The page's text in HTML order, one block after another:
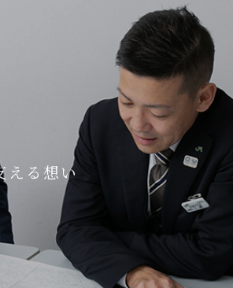
る想い